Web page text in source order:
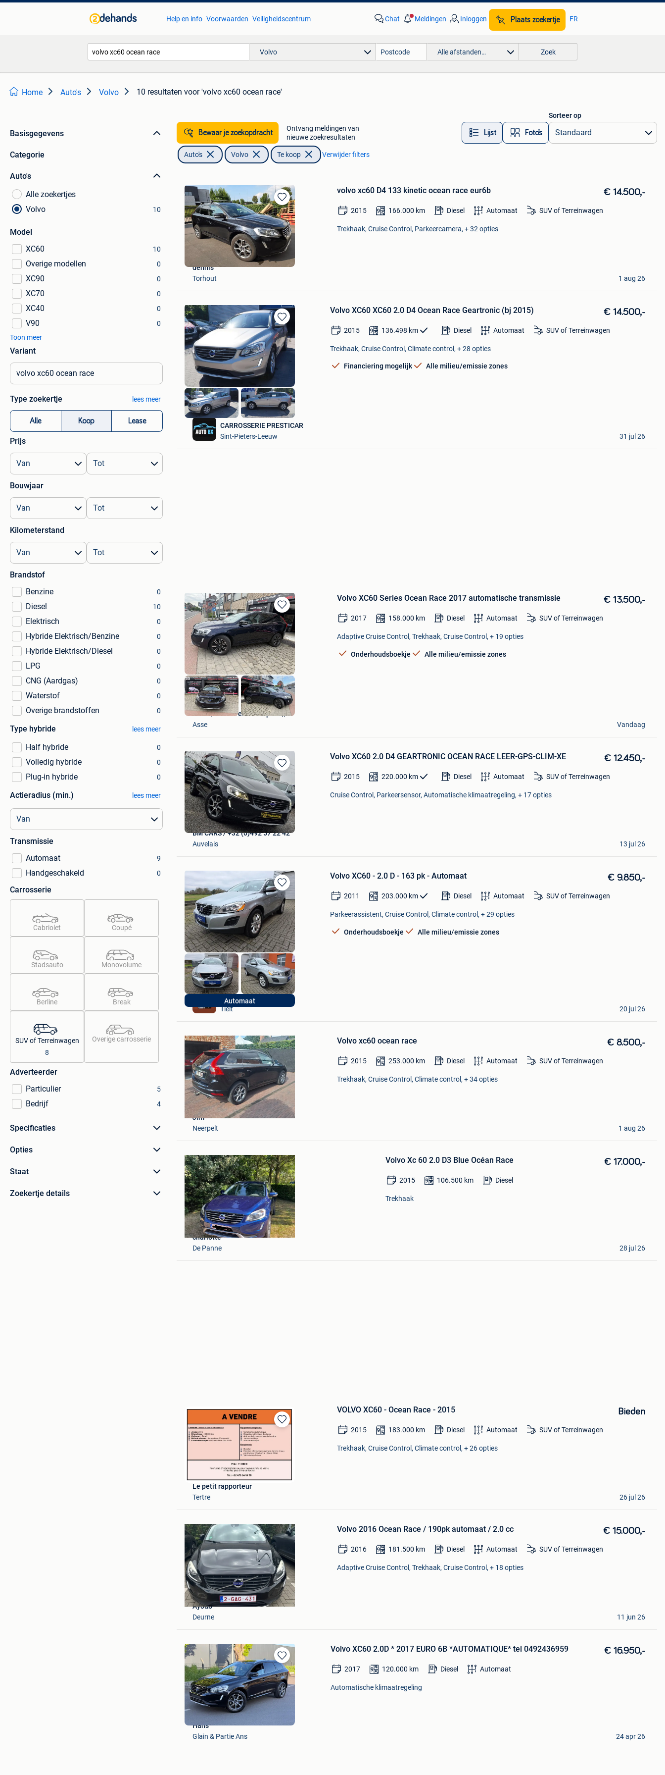
Help en info Voorwaarden Veiligheidscentrum Chat Meldingen Inloggen Plaats zoekertje FR
Volvo Alle afstanden… Zoek
Home Auto's Volvo 10 resultaten voor 'volvo xc60 ocean race'
Basisgegevens
Categorie
Auto's
Alle zoekertjes
Volvo
10
Model
XC60
10
Overige modellen 0
XC90 0
XC70 0
XC40 0
V90
0
Toon meer
Variant
Type zoekertje lees meer
Alle Koop Lease
Prijs
Bouwjaar
Kilometerstand
Brandstof
Benzine
0
Diesel 10
Elektrisch 0
Hybride Elektrisch/Benzine 0
Hybride Elektrisch/Diesel 0
LPG 0
CNG (Aardgas) 0
Waterstof 0
Overige brandstoffen 0
Type hybride lees meer
Half hybride 0
Volledig hybride 0
Plug-in hybride 0
Actieradius (min.) lees meer
Transmissie
Automaat
9
Handgeschakeld 0
Carrosserie
Cabriolet Coupé
Stadsauto Monovolume
Berline Break
SUV of Terreinwagen
8
Overige carrosserie
Adverteerder
Particulier
5
Bedrijf 4
Specificaties
Opties
Staat
Zoekertje details
Bewaar je zoekopdracht
Ontvang meldingen van
nieuwe zoekresultaten
Lijst Foto’s
Sorteer op
Auto's Volvo Te koop Verwijder filters
Bewaren
in
Mijn
Favorieten
volvo xc60 D4 133 kinetic ocean race eur6b € 14.500,-
2015 166.000 km Diesel Automaat SUV of Terreinwagen
Trekhaak, Cruise Control, Parkeercamera, + 32 opties
dennis
Torhout
1 aug 26
Bewaren
in
Mijn
Favorieten
Volvo XC60 XC60 2.0 D4 Ocean Race Geartronic (bj 2015) € 14.500,-
2015 136.498 km Diesel Automaat SUV of Terreinwagen
Trekhaak, Cruise Control, Climate control, + 28 opties
Financiering mogelijk Alle milieu/emissie zones
CARROSSERIE PRESTICAR
Sint-Pieters-Leeuw
31 jul 26
Bewaren
in
Mijn
Favorieten
Volvo XC60 Series Ocean Race 2017 automatische transmissie € 13.500,-
2017 158.000 km Diesel Automaat SUV of Terreinwagen
Adaptive Cruise Control, Trekhaak, Cruise Control, + 19 opties
Onderhoudsboekje Alle milieu/emissie zones
AUTO/Achat Vendre Reprise//
Asse
Vandaag
Bewaren
in
Mijn
Favorieten
Volvo XC60 2.0 D4 GEARTRONIC OCEAN RACE LEER-GPS-CLIM-XE € 12.450,-
2015 220.000 km Diesel Automaat SUV of Terreinwagen
Cruise Control, Parkeersensor, Automatische klimaatregeling, + 17 opties
BM CARS / +32 (0)492 57 22 42
Auvelais
13 jul 26
Bewaren
Mijn
Favorieten
Automaat
Volvo XC60 - 2.0 D - 163 pk - Automaat € 9.850,-
2011 203.000 km Diesel Automaat SUV of Terreinwagen
Parkeerassistent, Cruise Control, Climate control, + 29 opties
Onderhoudsboekje Alle milieu/emissie zones
DQ-CARS bv
Tielt
20 jul 26
Mijn
Favorieten
Volvo xc60 ocean race € 8.500,-
2015 253.000 km Diesel Automaat SUV of Terreinwagen
Trekhaak, Cruise Control, Climate control, + 34 opties
Jim
Neerpelt
1 aug 26
Mijn
Favorieten
Volvo Xc 60 2.0 D3 Blue Océan Race € 17.000,-
2015 106.500 km Diesel
Trekhaak
charlotte
De Panne
28 jul 26
Bewaren
in
Favorieten
VOLVO XC60 - Ocean Race - 2015 Bieden
2015 183.000 km Diesel Automaat SUV of Terreinwagen
Trekhaak, Cruise Control, Climate control, + 26 opties
Le petit rapporteur
Tertre
26 jul 26
Mijn
Favorieten
Volvo 2016 Ocean Race / 190pk automaat / 2.0 cc € 15.000,-
2016 181.500 km Diesel Automaat SUV of Terreinwagen
Adaptive Cruise Control, Trekhaak, Cruise Control, + 18 opties
Ayoub
Deurne
11 jun 26
Bewaren
in
Mijn
Favorieten
Volvo XC60 2.0D * 2017 EURO 6B *AUTOMATIQUE* tel 0492436959 € 16.950,-
2017 120.000 km Diesel Automaat
Automatische klimaatregeling
Hans
Glain & Partie Ans
24 apr 26